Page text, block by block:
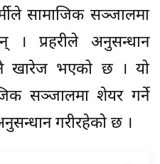
सामाजिक सञ्जालमा
। प्रहरीले अनुसन्धान
खारेज भएको छ । यो
सञ्जालमा शेयर गर्ने
गरीरहेको छ ।